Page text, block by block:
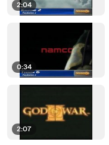
2:04
0:34
2:07